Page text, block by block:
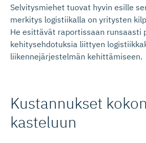
Selvitysmiehet tuovat hyvin esille
merkitys logistiikalla on yritysten
He esittävät raportissaan runsaasti
kehitysehdotuksia liittyen
liikennejärjestelmän kehittämiseen.
Kustannukset
kasteluun